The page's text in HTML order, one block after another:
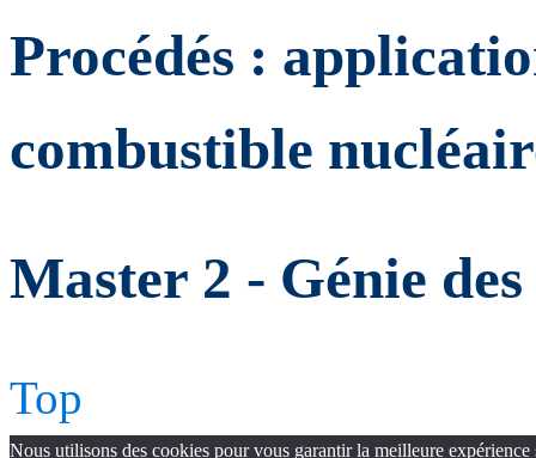
Procédés :
combustible
Master 2 - Génie
Top
Nous utilisons des cookies pour vous garantir la meilleure expérience